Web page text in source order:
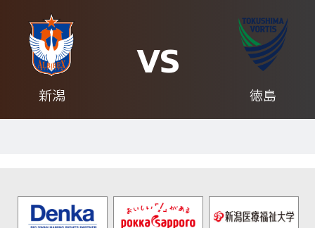
新潟
VS
徳島